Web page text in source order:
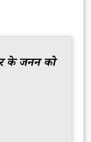
के जनन को